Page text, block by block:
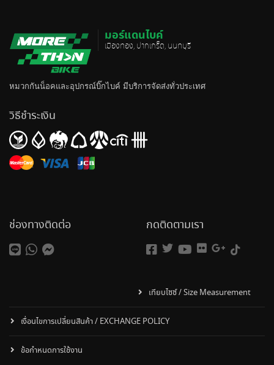
มอร์แดนไบค์
เมืองทอง, ปากเกร็ด, นนทบุรี
หมวกกันน็อคและอุปกรณ์บิ๊กไบค์ มีบริการจัดส่งทั่วประเทศ
วิธีชำระเงิน
ช่องทางติดต่อ กดติดตามเรา
เทียบไซซ์ / Size Measurement
เงื่อนไขการเปลี่ยนสินค้า / EXCHANGE POLICY
ข้อกำหนดการใช้งาน